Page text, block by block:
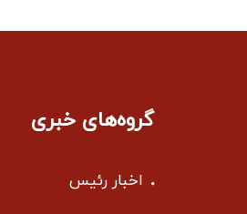
گروه‌های خبری
اخبار رئیس